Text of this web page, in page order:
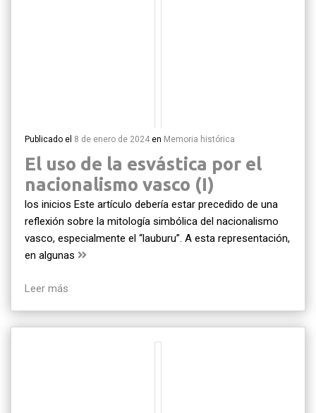
Publicado el 8 de enero de 2024 en Memoria histórica
El uso de la esvástica por el
nacionalismo vasco (I)
los inicios Este artículo debería estar precedido de una
reflexión sobre la mitología simbólica del nacionalismo
vasco, especialmente el “lauburu”. A esta representación,
en algunas
Leer más